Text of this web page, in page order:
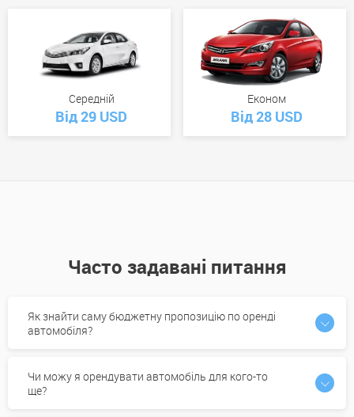
Середній
Від 29 USD
Економ
Від 28 USD
Часто задавані питання
Як знайти саму бюджетну пропозицію по оренді
автомобіля?
Чи можу я орендувати автомобіль для кого-то
ще?